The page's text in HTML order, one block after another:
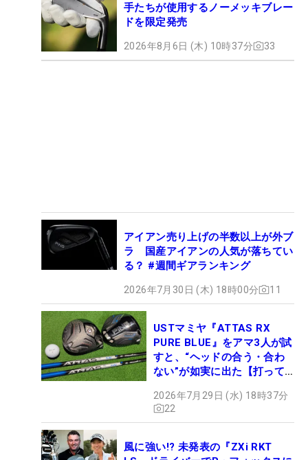
手たちが使用するノーメッキブレー
ドを限定発売
2026年8月6日 (木) 10時37分 33
アイアン売り上げの半数以上が外ブ
ラ 国産アイアンの人気が落ちてい
る？ #週間ギアランキング
2026年7月30日 (木) 18時00分 11
USTマミヤ『ATTAS RX
PURE BLUE』をアマ3人が試
すと、“ヘッドの合う・合わ
ない”が如実に出た【打って
2026年7月29日 (水) 18時37分
22
風に強い!? 未発表の『ZXi RKT